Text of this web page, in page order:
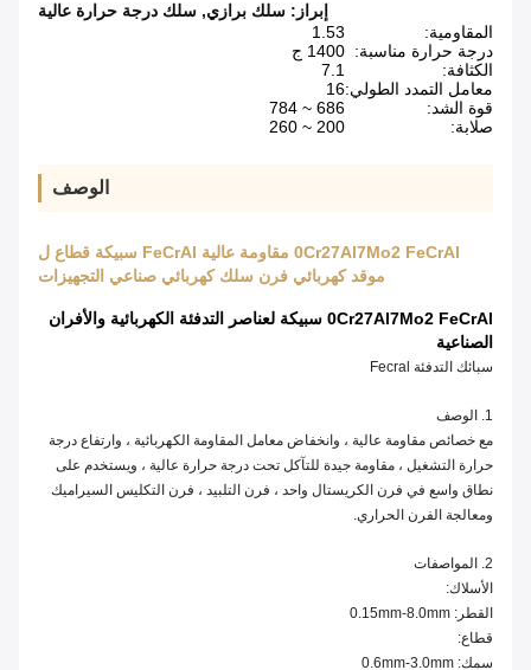
إبراز: سلك برازي, سلك درجة حرارة عالية
المقاومية:
1.53
درجة حرارة مناسبة: 1400 ج
الكثافة:
7.1
معامل التمدد الطولي:16
قوة الشد:
686 ~ 784
صلابة:
200 ~ 260
الوصف
0Cr27Al7Mo2 FeCrAl مقاومة عالية FeCrAl سبيكة قطاع ل
موقد كهربائي فرن سلك كهربائي صناعي التجهيزات
0Cr27Al7Mo2 FeCrAl سبيكة لعناصر التدفئة الكهربائية والأفران
الصناعية
سبائك التدفئة Fecral
1. الوصف
مع خصائص مقاومة عالية ، وانخفاض معامل المقاومة الكهربائية ، وارتفاع درجة
حرارة التشغيل ، مقاومة جيدة للتآكل تحت درجة حرارة عالية ، ويستخدم على
نطاق واسع في فرن الكريستال واحد ، فرن التلبيد ، فرن التكليس السيراميك
ومعالجة الفرن الحراري.
2. المواصفات
الأسلاك:
القطر: 0.15mm-8.0mm
قطاع:
سمك: 0.6mm-3.0mm